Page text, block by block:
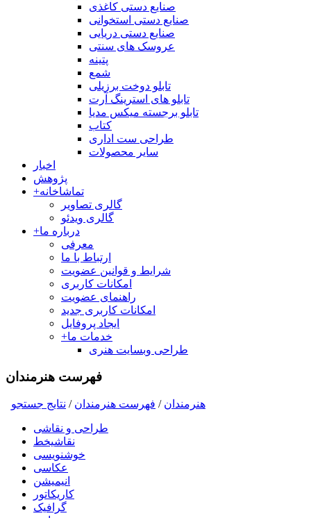
صنایع دستی کاغذی
صنایع دستی استخوانی
صنایع دستی دریایی
عروسک های سنتی
پتینه
شمع
تابلو دوخت برزیلی
تابلو های استرینگ آرت
تابلو برجسته میکس مدیا
کتاب
طراحی ست اداری
سایر محصولات
اخبار
پژوهش
+تماشاخانه
گالری تصاویر
گالری ویدئو
+درباره ما
معرفی
ارتباط با ما
شرایط و قوانین عضویت
امکانات کاربری
راهنمای عضویت
امکانات کاربری جدید
ایجاد پروفایل
+خدمات ما
طراحی وبسایت هنری
فهرست هنرمندان
هنرمندان / فهرست هنرمندان / نتايج جستجو
طراحی و نقاشی
نقاشیخط
خوشنویسی
عکاسی
انیمیشن
کاریکاتور
گرافیک